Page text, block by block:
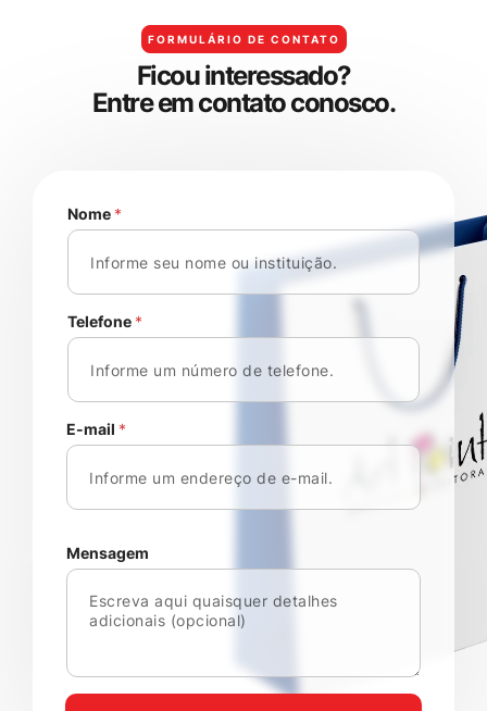
FORMULÁRIO DE CONTATO
Ficouinteressado?
Entreemcontatoconosco.
Nome *
Telefone *
E-mail *
Mensagem